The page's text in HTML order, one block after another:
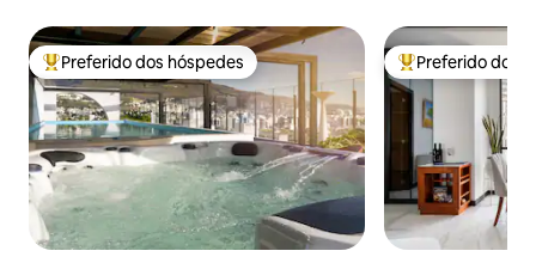
Entre os melhores preferidos dos hóspedes
Preferido dos hóspedes Entre os
Preferido dos